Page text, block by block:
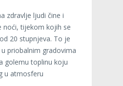
zdravlje ljudi čine i
noći, tijekom kojih se
20 stupnjeva. To je
priobalnim gradovima
golemu toplinu koju
u atmosferu